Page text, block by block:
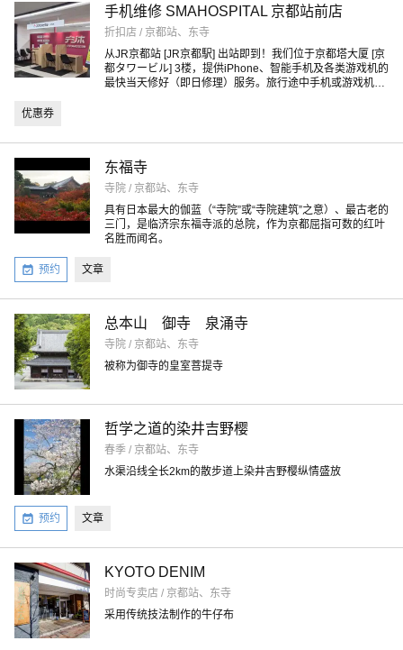
手机维修 SMAHOSPITAL 京都站前店
折扣店 / 京都站、东寺
从JR京都站 [JR京都駅] 出站即到！我们位于京都塔大厦 [京
都タワービル] 3楼，提供iPhone、智能手机及各类游戏机的
最快当天修好（即日修理）服务。旅行途中手机或游戏机出
优惠券
东福寺
寺院 / 京都站、东寺
具有日本最大的伽蓝（“寺院”或“寺院建筑”之意）、最古老的
三门，是临济宗东福寺派的总院，作为京都屈指可数的红叶
名胜而闻名。
预约 文章
总本山 御寺 泉涌寺
寺院 / 京都站、东寺
被称为御寺的皇室菩提寺
哲学之道的染井吉野樱
春季 / 京都站、东寺
水渠沿线全长2km的散步道上染井吉野樱纵情盛放
预约 文章
KYOTO DENIM
时尚专卖店 / 京都站、东寺
采用传统技法制作的牛仔布